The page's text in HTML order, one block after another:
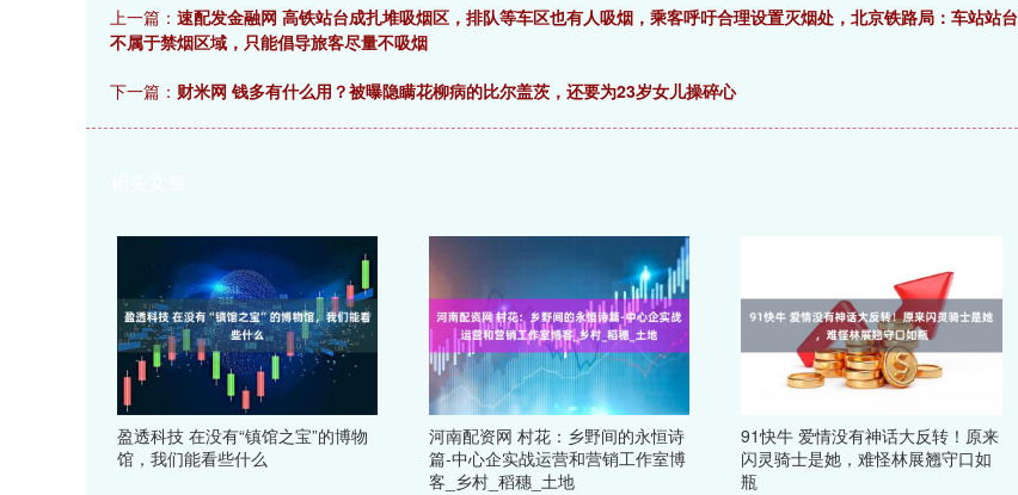
上一篇： 速配发金融网 高铁站台成扎堆吸烟区，排队等车区也有人吸烟，乘客呼吁合理设置灭烟处，北京铁路局：车站站台
不属于禁烟区域，只能倡导旅客尽量不吸烟
下一篇： 财米网 钱多有什么用？被曝隐瞒花柳病的比尔盖茨，还要为23岁女儿操碎心
盈透科技 在没有“镇馆之宝”的博物
馆，我们能看些什么
河南配资网 村花：乡野间的永恒诗
篇-中心企实战运营和营销工作室博
客_乡村_稻穗_土地
91快牛 爱情没有神话大反转！原来
闪灵骑士是她，难怪林展翘守口如
瓶